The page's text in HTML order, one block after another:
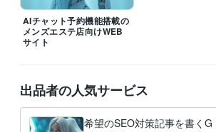
AIチャット予約機能搭載の
メンズエステ店向けWEB
サイト
出品者の人気サービス
希望のSEO対策記事を書くG